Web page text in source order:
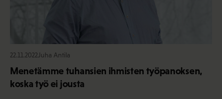
22.11.2022Juha Antila
Menetämme tuhansien ihmisten työpanoksen,
koska työ ei jousta